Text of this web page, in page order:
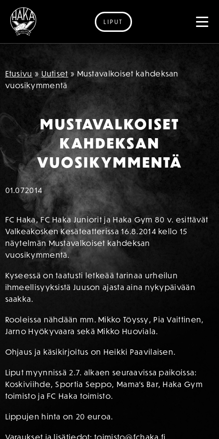
Siirry sisältöön
LIPUT
Etusivu » Uutiset » Mustavalkoiset kahdeksan
vuosikymmentä
MUSTAVALKOISET
KAHDEKSAN
VUOSIKYMMENTÄ
01.072014
FC Haka, FC Haka Juniorit ja Haka Gym 80 v. esittävät
Valkeakosken Kesäteatterissa 16.8.2014 kello 15
näytelmän Mustavalkoiset kahdeksan
vuosikymmentä.
Kyseessä on taatusti letkeää tarinaa urheilun
ihmeellisyyksistä Juuson ajasta aina nykypäivään
saakka.
Rooleissa nähdään mm. Mikko Töyssy, Pia Vaittinen,
Jarno Hyökyvaara sekä Mikko Huoviala.
Ohjaus ja käsikirjoitus on Heikki Paavilaisen.
Liput myynnissä 2.7. alkaen seuraavissa paikoissa:
Koskiviihde, Sportia Seppo, Mama’s Bar, Haka Gym
toimisto ja FC Haka toimisto.
Lippujen hinta on 20 euroa.
Varaukset ja lisätiedot:toimisto@fchaka.fi